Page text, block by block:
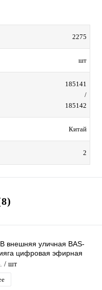
2275
шт
185141
/
185142
Китай
2
внешняя уличная BAS-
цифровая эфирная
телевидения наружная
/ шт